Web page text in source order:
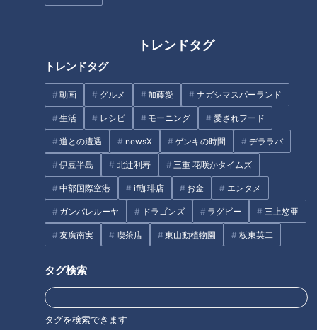
トレンドタグ
トレンドタグ
動画 グルメ 加藤愛 ナガシマスパーランド
生活 レシピ モーニング 愛されフード
道との遭遇 newsX ゲンキの時間 デララバ
伊豆半島 北辻利寿 三重 花咲かタイムズ
中部国際空港 if珈琲店 お金 エンタメ
ガンバレルーヤ ドラゴンズ ラグビー 三上悠亜
友廣南実 喫茶店 東山動植物園 板東英二
タグ検索
タグを検索できます
CBC若狭アナが愛知県立犬山高
介！若狭アナが人形メークで大
鼓にも挑戦！
治煎餅』を調査！ 歌舞伎にもな
東海地方のやりすぎインパクト
めしを徹底紹介！3D海鮮丼＆大
人版お子様ランチタワー＆究極
の石焼きカツカレー
CBCの若狭アナが90歳洋菓子店
主の愛されアップルパイを紹
介！ベテランの技を生実況！
グルメ おでかけ